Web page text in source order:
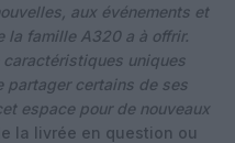
aux événements et
la famille A320 a à offrir.
uniques
partager certains de ses
espace pour de nouveaux
la livrée en question ou